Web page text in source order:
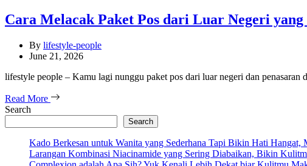
Cara Melacak Paket Pos dari Luar Negeri
By lifestyle-people
June 21, 2026
lifestyle people – Kamu lagi nunggu paket pos dari luar negeri dan
Read More
Search
Search
Kado Berkesan untuk Wanita yang Sederhana Tapi Bikin Hati Hangat,
Larangan Kombinasi Niacinamide yang Sering Diabaikan, Bikin